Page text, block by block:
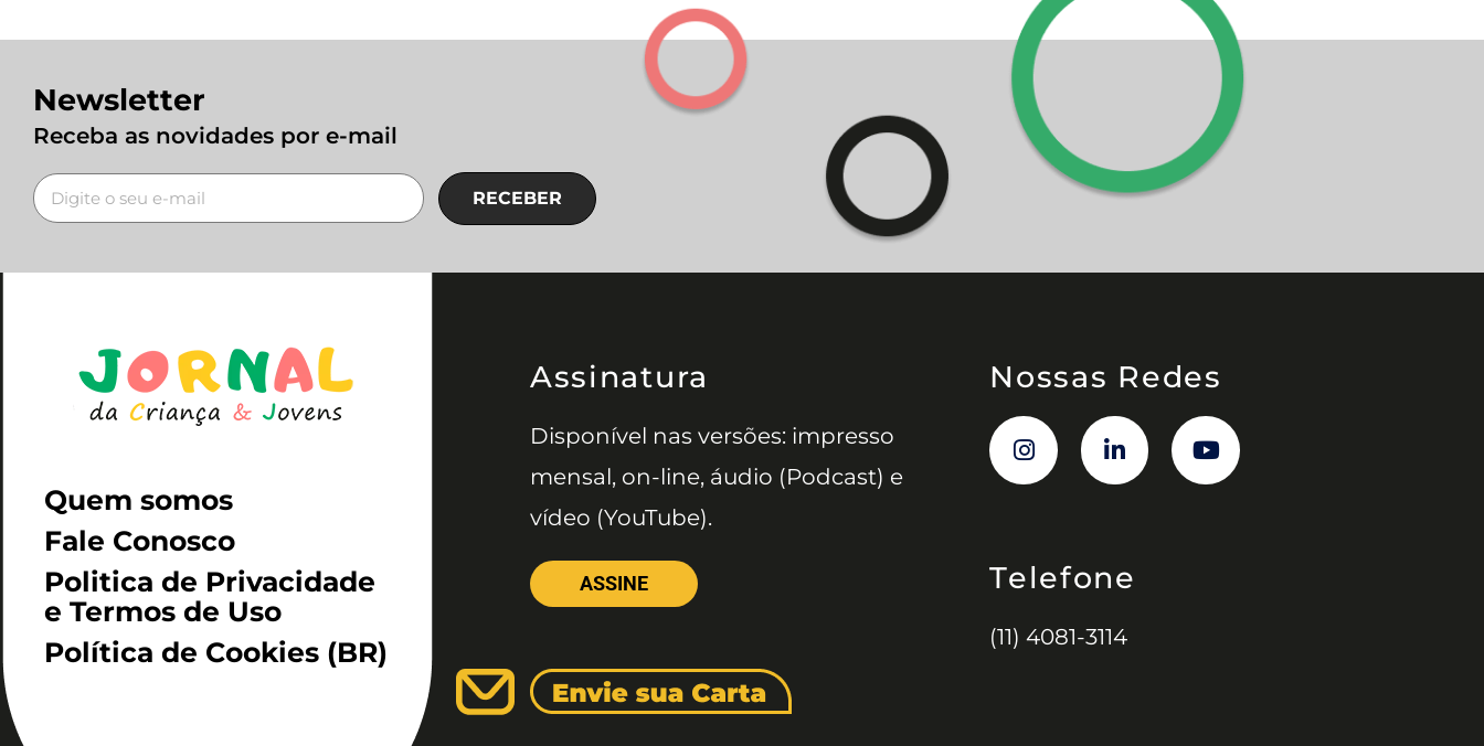
Newsletter
Receba as novidades por e-mail
RECEBER
Quem somos
Fale Conosco
Politica de Privacidade
e Termos de Uso
Política de Cookies (BR)
Assinatura
Disponível nas versões: impresso
mensal, on-line, áudio (Podcast) e
vídeo (YouTube).
ASSINE
Nossas Redes
Telefone
(11) 4081-3114